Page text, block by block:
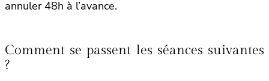
annuler 48h à l’avance.
Comment se passent les séances suivantes
?